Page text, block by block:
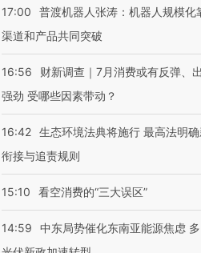
17:00
普渡机器人张涛：机器人规模化
渠道和产品共同突破
16:56
财新调查｜7月消费或有反弹、
强劲 受哪些因素带动？
16:42 生态环境法典将施行 最高法明
衔接与追责规则
15:10 看空消费的“三大误区”
14:59
中东局势催化东南亚能源焦虑